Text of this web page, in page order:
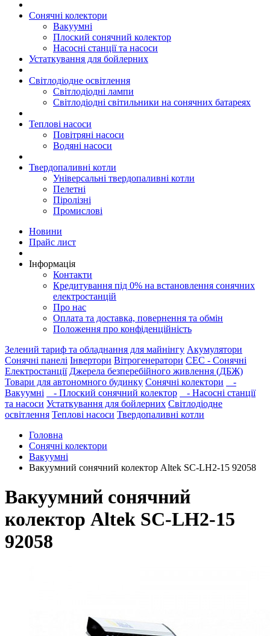
Сонячні колектори
Вакуумні
Плоский сонячний колектор
Насосні станції та насоси
Устаткування для бойлерних
Світлодіодне освітлення
Світлодіодні лампи
Світлодіодні світильники на сонячних батареях
Теплові насоси
Повітряні насоси
Водяні насоси
Твердопаливні котли
Універсальні твердопаливні котли
Пелетні
Піролізні
Промислові
Новини
Прайс лист
Інформація
Контакти
Кредитування під 0% на встановлення сонячних
електростанцій
Про нас
Оплата та доставка, повернення та обмін
Положення про конфіденційність
Зелений тариф та обладнання для майнінгу Акумулятори
Сонячні панелі Інвертори Вітрогенератори СЕС - Сонячні
Електростанції Джерела безперебійного живлення (ДБЖ)
Товари для автономного будинку Сонячні колектори
-
Вакуумні
- Плоский сонячний колектор
- Насосні станції
та насоси Устаткування для бойлерних Світлодіодне
освітлення Теплові насоси Твердопаливні котли
Головна
Сонячні колектори
Вакуумні
Вакуумний сонячний колектор Altek SC-LH2-15 92058
Вакуумний сонячний
колектор Altek SC-LH2-15
92058